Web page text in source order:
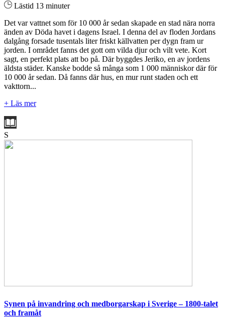
Lästid 13 minuter
Det var vattnet som för 10 000 år sedan skapade en stad nära norra
änden av Döda havet i dagens Israel. I denna del av floden Jordans
dalgång forsade tusentals liter friskt källvatten per dygn fram ur
jorden. I området fanns det gott om vilda djur och vilt vete. Kort
sagt, en perfekt plats att bo på. Där byggdes Jeriko, en av jordens
äldsta städer. Kanske bodde så många som 1 000 människor där för
10 000 år sedan. Då fanns där hus, en mur runt staden och ett
vakttorn...
+ Läs mer
S
Synen på invandring och medborgarskap i Sverige – 1800-talet
och framåt